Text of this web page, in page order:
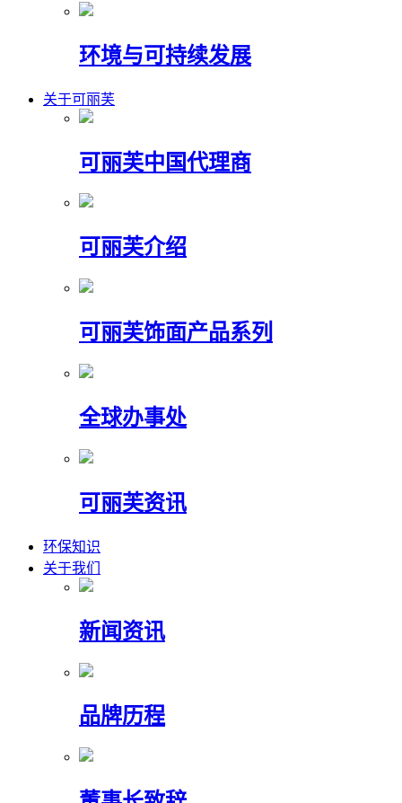
环境与可持续发展
关于可丽芙
可丽芙中国代理商
可丽芙介绍
可丽芙饰面产品系列
全球办事处
可丽芙资讯
环保知识
关于我们
新闻资讯
品牌历程